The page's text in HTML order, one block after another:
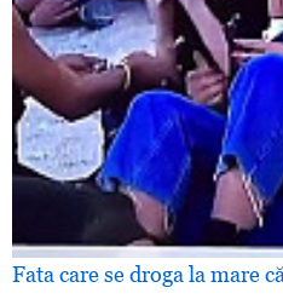
Fata care se droga la mare